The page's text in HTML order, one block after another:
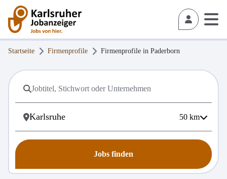
Startseite Firmenprofile Firmenprofile in Paderborn
50 km
Jobs finden